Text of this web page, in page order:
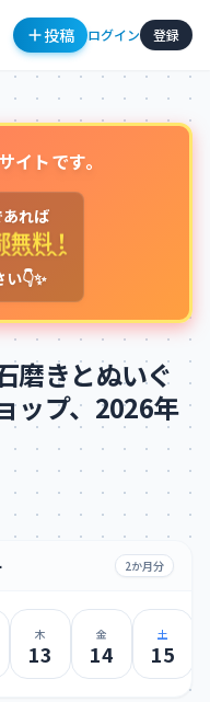
投稿 ログイン 登録
イトです。
れば
料！
👇✨
磨きとぬいぐ
ップ、2026年
2か月分
木
13
金
14
土
15
です